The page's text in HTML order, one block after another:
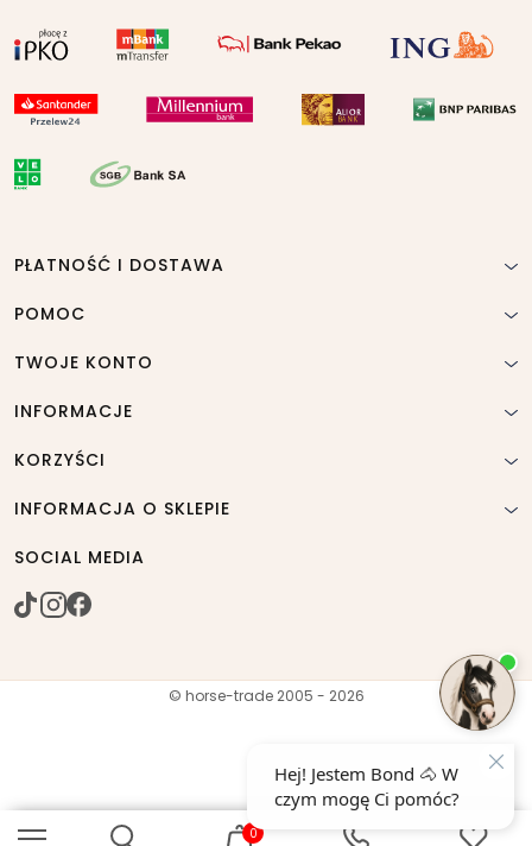
0
PŁATNOŚĆ I DOSTAWA
POMOC
TWOJE KONTO
INFORMACJE
KORZYŚCI
INFORMACJA O SKLEPIE
SOCIAL MEDIA
© horse-trade 2005 - 2026